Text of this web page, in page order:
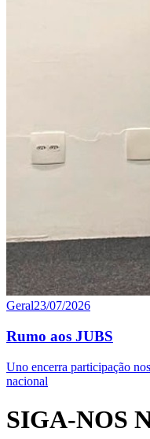
Geral23/07/2026
Rumo aos JUBS
Uno encerra participação
nacional
SIGA-NOS